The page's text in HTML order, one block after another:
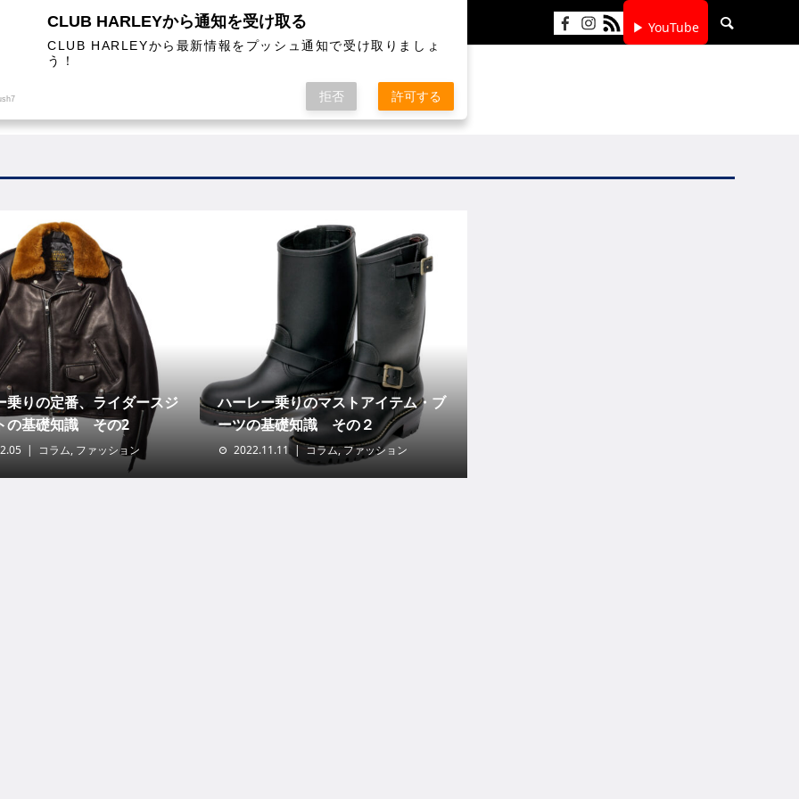
▶ YouTube
COLUMN
りの定番、ライダースジ
の基礎知識 その2
コラム, ファッション
ハーレー乗りのマストアイテム・ブ
ーツの基礎知識 その２
2022.11.11 コラム,ファッション
CLUB HARLEYから通知を受け取る
CLUB HARLEYから最新情報をプッシュ通知で受け取りましょ
う！
拒否 許可する